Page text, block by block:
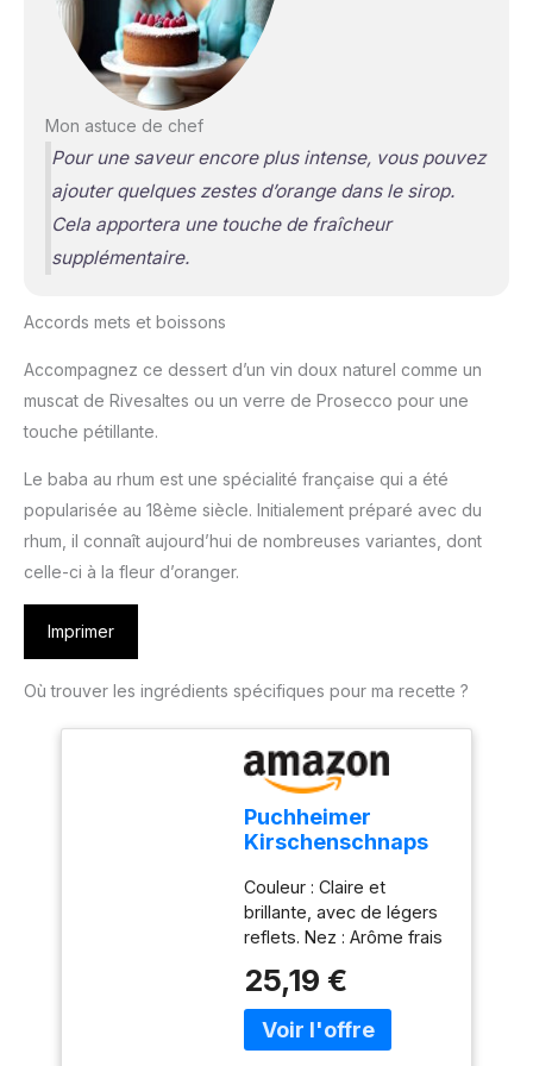
Mon astuce de chef
Pour une saveur encore plus intense, vous pouvez
ajouter quelques zestes d’orange dans le sirop.
Cela apportera une touche de fraîcheur
supplémentaire.
Accords mets et boissons
Accompagnez ce dessert d’un vin doux naturel comme un
muscat de Rivesaltes ou un verre de Prosecco pour une
touche pétillante.
Le baba au rhum est une spécialité française qui a été
popularisée au 18ème siècle. Initialement préparé avec du
rhum, il connaît aujourd’hui de nombreuses variantes, dont
celle-ci à la fleur d’oranger.
Imprimer
Où trouver les ingrédients spécifiques pour ma recette ?
Puchheimer
Kirschenschnaps
Couleur : Claire et
brillante, avec de légers
reflets. Nez : Arôme frais
mûres, rappelant les
fruits sucrés et juteux,
accompagné d'une
25,19 €